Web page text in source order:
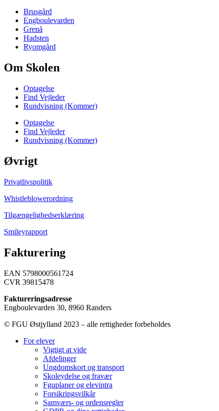
Brusgård
Engboulevarden
Grenå
Hadsten
Ryomgård
Om Skolen
Optagelse
Find Vejleder
Rundvisning (Kommer)
Optagelse
Find Vejleder
Rundvisning (Kommer)
Øvrigt
Privatlivspolitik
Whistleblowerordning
Tilgængelighedserklæring
Smileyrapport
Fakturering
EAN 5798000561724
CVR 39815478
Faktureringsadresse
Engboulevarden 30, 8960 Randers
© FGU Østjylland 2023 – alle rettigheder forbeholdes
For elever
Vigtigt at vide
Afdelinger
Ungdomskort og transport
Skoleydelse og fravær
Fguplaner og elevintra
Forsikringsvilkår
Samværs- og ordensregler